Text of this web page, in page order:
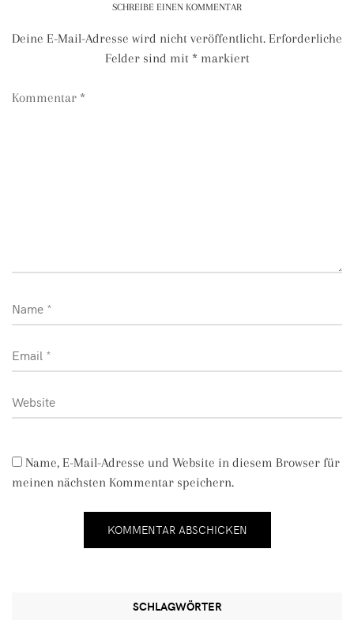
SCHREIBE EINEN KOMMENTAR
Deine E-Mail-Adresse wird nicht veröffentlicht. Erforderliche
Felder sind mit *markiert
Kommentar *
Name, E-Mail-Adresse und Website in diesem Browser für
meinen nächsten Kommentar speichern.
SCHLAGWÖRTER